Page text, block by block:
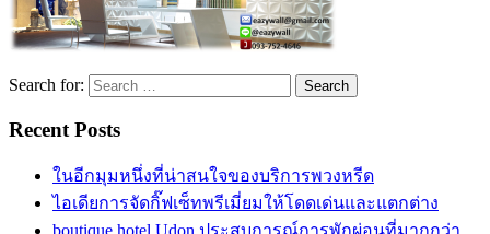
Search for:
Recent Posts
ในอีกมุมหนึ่งที่น่าสนใจของบริการพวงหรีด
ไอเดียการจัดกิ๊ฟเซ็ทพรีเมี่ยมให้โดดเด่นและแตกต่าง